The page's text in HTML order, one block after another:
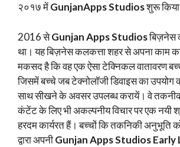
२०१७ मेंGunjanApps Studiosशुरू
2016 सेGunjan Apps Studiosबिज़नेस
था। यह बिज़नेस कलकत्ता शहर से अपना काम
मकसद है कि वह एक ऐसा टेक्निकल वातावरण
जिसमें बच्चे जब टेक्नोलॉजी डिवाइस का
साथ सीखने के अवसर उपलब्ध करायें। वे
कंटेंट के लिए भी अकल्पनीय विचार पर एक नयी
हरदम कार्यरत हैं। बच्चों कि तकनिकी अनुभूति
द्वारा अपनीGunjan Apps Studios Early